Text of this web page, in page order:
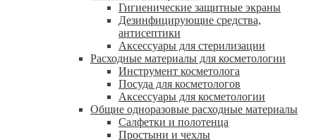
Гигиенические защитные экраны
Дезинфицирующие средства,
антисептики
Аксессуары для стерилизации
Расходные материалы для косметологии
Инструмент косметолога
Посуда для косметологов
Аксессуары для косметологии
Общие одноразовые расходные материалы
Салфетки и полотенца
Простыни и чехлы